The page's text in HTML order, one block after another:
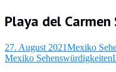
Playa del
27. August 2021Mexiko
Mexiko Sehenswürdigkeiten